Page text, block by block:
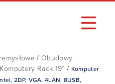
/Obudowy
Komputery Rack 19” / Komputer
2DP, VGA, 4LAN, 8USB,